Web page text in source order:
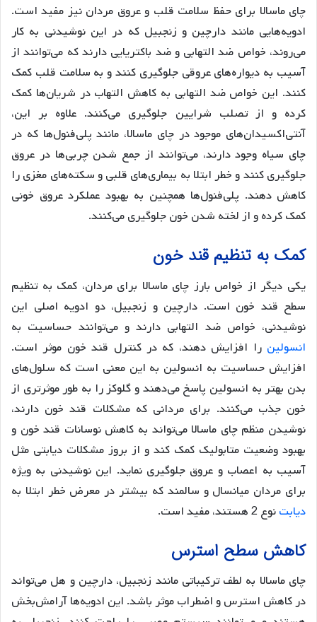
چای ماسالا برای حفظ سلامت قلب و عروق مردان نیز مفید است.
ادویه‌هایی مانند دارچین و زنجبیل که در این نوشیدنی به کار
می‌روند، خواص ضد التهابی و ضد باکتریایی دارند که می‌توانند از
آسیب به دیواره‌های عروقی جلوگیری کنند و به سلامت قلب کمک
کنند. این خواص ضد التهابی به کاهش التهاب در شریان‌ها کمک
کرده و از تصلب شرایین جلوگیری می‌کنند. علاوه بر این،
آنتی‌اکسیدان‌های موجود در چای ماسالا، مانند پلی‌فنول‌ها که در
چای سیاه وجود دارند، می‌توانند از جمع شدن چربی‌ها در عروق
جلوگیری کنند و خطر ابتلا به بیماری‌های قلبی و سکته‌های مغزی را
کاهش دهند. پلی‌فنول‌ها همچنین به بهبود عملکرد عروق خونی
کمک کرده و از لخته شدن خون جلوگیری می‌کنند.
کمک به تنظیم قند خون
یکی دیگر از خواص بارز چای ماسالا برای مردان، کمک به تنظیم
سطح قند خون است. دارچین و زنجبیل، دو ادویه اصلی این
نوشیدنی، خواص ضد التهابی دارند و می‌توانند حساسیت به
انسولین را افزایش دهند، که در کنترل قند خون موثر است.
افزایش حساسیت به انسولین به این معنی است که سلول‌های
بدن بهتر به انسولین پاسخ می‌دهند و گلوکز را به طور موثرتری از
خون جذب می‌کنند. برای مردانی که مشکلات قند خون دارند،
نوشیدن منظم چای ماسالا می‌تواند به کاهش نوسانات قند خون و
بهبود وضعیت متابولیک کمک کند و از بروز مشکلات دیابتی مثل
آسیب به اعصاب و عروق جلوگیری نماید. این نوشیدنی به ویژه
برای مردان میانسال و سالمند که بیشتر در معرض خطر ابتلا به
دیابتنوع 2 هستند، مفید است.
کاهش سطح استرس
چای ماسالا به لطف ترکیباتی مانند زنجبیل، دارچین و هل می‌تواند
در کاهش استرس و اضطراب موثر باشد. این ادویه‌ها آرامش‌بخش